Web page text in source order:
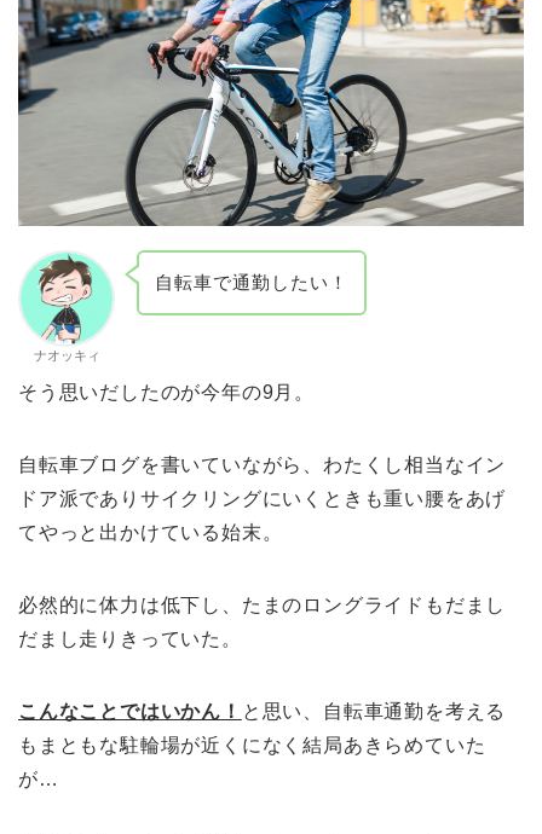
ナオッキィ
自転車で通勤したい！
そう思いだしたのが今年の9月。
自転車ブログを書いていながら、わたくし相当なイン
ドア派でありサイクリングにいくときも重い腰をあげ
てやっと出かけている始末。
必然的に体力は低下し、たまのロングライドもだまし
だまし走りきっていた。
こんなことではいかん！ と思い、自転車通勤を考える
もまともな駐輪場が近くになく結局あきらめていた
が…